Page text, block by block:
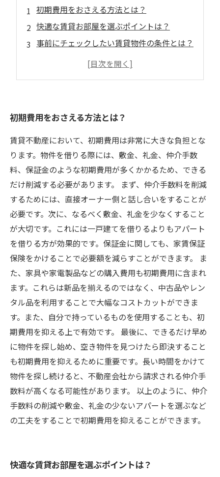
初期費用をおさえる方法とは？
快適な賃貸お部屋を選ぶポイントは？
事前にチェックしたい賃貸物件の条件とは？
費用対効果の高い賃貸物件の見分け方
初期費用をおさえる方法とは？
賃貸不動産において、初期費用は非常に大きな負担とな
ります。物件を借りる際には、敷金、礼金、仲介手数
料、保証金のような初期費用が多くかかるため、できる
だけ削減する必要があります。 まず、仲介手数料を削減
するためには、直接オーナー側と話し合いをすることが
必要です。次に、なるべく敷金、礼金を少なくすること
が大切です。これには一戸建てを借りるよりもアパート
を借りる方が効果的です。保証金に関しても、家賃保証
保険をかけることで必要額を減らすことができます。 ま
た、家具や家電製品などの購入費用も初期費用に含まれ
ます。これらは新品を揃えるのではなく、中古品やレン
タル品を利用することで大幅なコストカットができま
す。また、自分で持っているものを使用することも、初
期費用を抑える上で有効です。 最後に、できるだけ早め
に物件を探し始め、空き物件を見つけたら即決すること
も初期費用を抑えるために重要です。長い時間をかけて
物件を探し続けると、不動産会社から請求される仲介手
数料が高くなる可能性があります。 以上のように、仲介
手数料の削減や敷金、礼金の少ないアパートを選ぶなど
の工夫をすることで初期費用を抑えることができます。
快適な賃貸お部屋を選ぶポイントは？